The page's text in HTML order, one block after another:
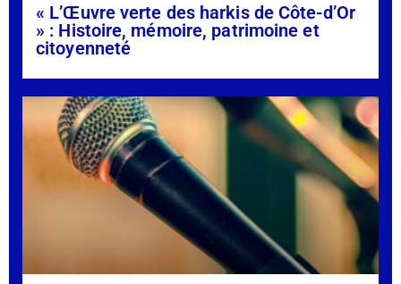
« L’Œuvre verte des harkis de Côte-d’Or
» : Histoire, mémoire, patrimoine et
citoyenneté